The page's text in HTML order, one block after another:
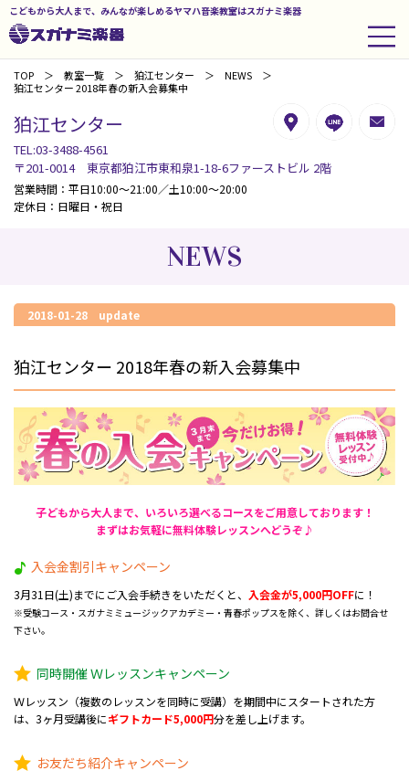
こどもから大人まで、みんなが楽しめるヤマハ音楽教室はスガナミ楽器
TOP 教室一覧 狛江センター
NEWS
狛江センター 2018年春の新入会募集中
狛江センター
TEL:03-3488-4561
〒201-0014 東京都狛江市東和泉1-18-6ファーストビル 2階
営業時間：平日10:00～21:00／土10:00～20:00
定休日：日曜日・祝日
NEWS
2018-01-28 update
狛江センター 2018年春の新入会募集中
子どもから大人まで、いろいろ選べるコースをご用意しております！
まずはお気軽に無料体験レッスンへどうぞ♪
入会金割引キャンペーン
3月31日(土)までにご入会手続きをいただくと、 入会金が5,000円OFFに！
※受験コース・スガナミミュージックアカデミー・青春ポップスを除く、詳しくはお問合せ
下さい。
同時開催 Ｗレッスンキャンペーン
Ｗレッスン（複数のレッスンを同時に受講）を期間中にスタートされた方
は、3ヶ月受講後にギフトカード5,000円分を差し上げます。
お友だち紹介キャンペーン